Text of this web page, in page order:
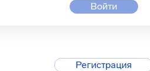
Войти
Регистрация